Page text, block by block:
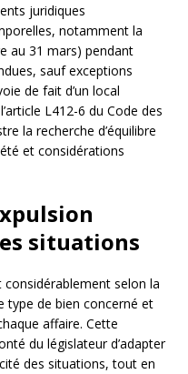
juridiques
notamment la
au 31 mars) pendant
sauf exceptions
de fait d’un local
L412-6 du Code des
la recherche d’équilibre
et considérations
situations
considérablement selon la
type de bien concerné et
affaire. Cette
du législateur d’adapter
des situations, tout en